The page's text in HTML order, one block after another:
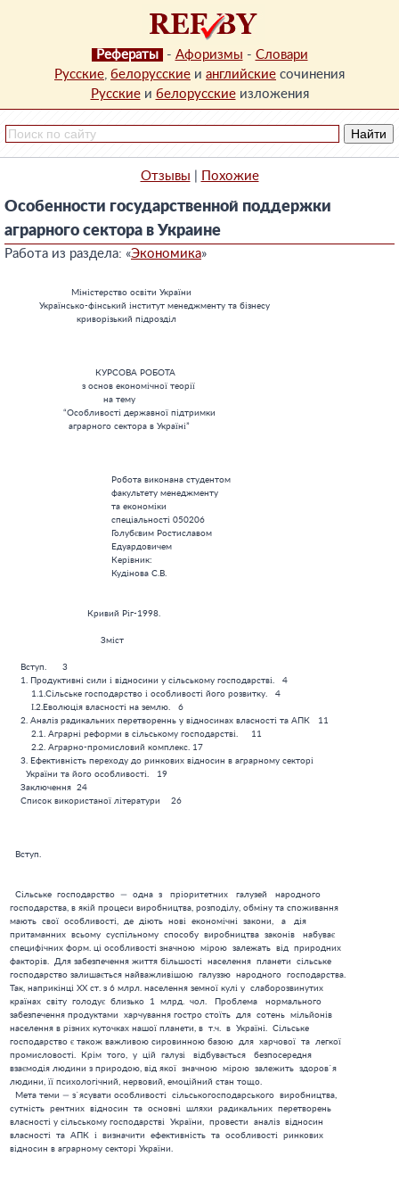
Рефераты - Афоризмы - Словари
Русские, белорусские и английские сочинения
Русскиеи белорусскиеизложения
Отзывы Похожие
Особенности государственной поддержки
аграрного сектора в Украине
Работа из раздела: «Экономика»